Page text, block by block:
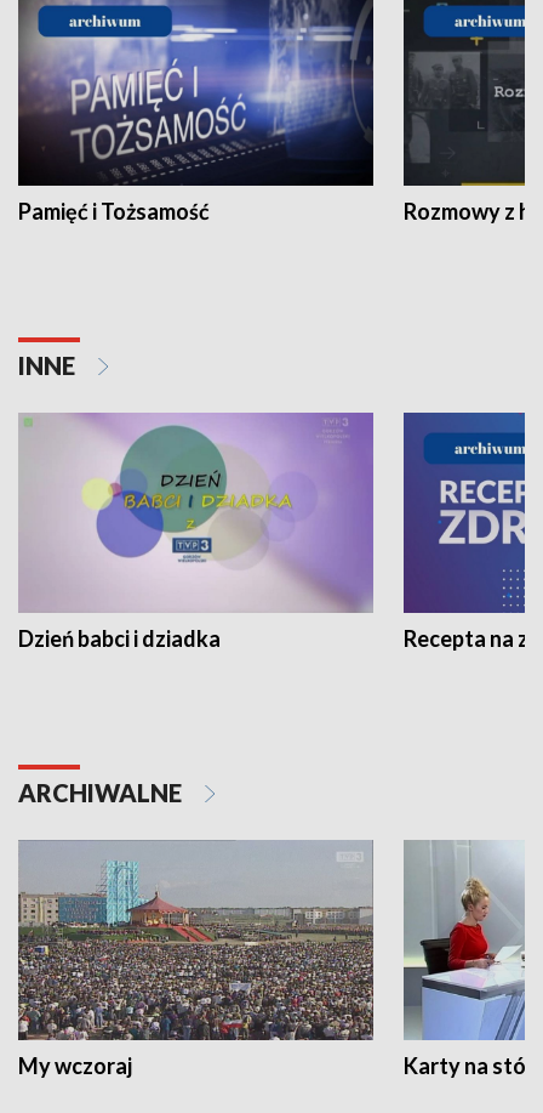
Pamięć i Tożsamość Rozmowy z
INNE
Dzień babci i dziadka Recepta na
ARCHIWALNE
My wczoraj Karty na